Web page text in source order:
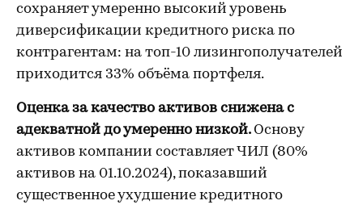
сохраняет умеренно высокий уровень
диверсификации кредитного риска по
контрагентам: на топ-10 лизингополучателей
приходится 33% объёма портфеля.
Оценка за качество активов снижена с
адекватной до умеренно низкой. Основу
активов компании составляет ЧИЛ (80%
активов на 01.10.2024), показавший
существенное ухудшение кредитного